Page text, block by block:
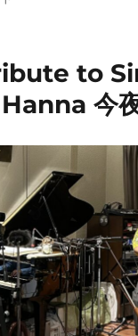
to
今